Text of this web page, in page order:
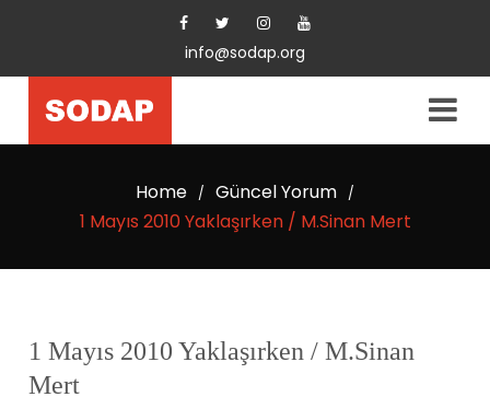
info@sodap.org
Home / Güncel Yorum /
1 Mayıs 2010 Yaklaşırken / M.Sinan Mert
1 Mayıs 2010 Yaklaşırken / M.Sinan
Mert